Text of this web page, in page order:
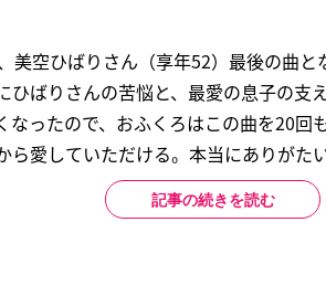
美空ひばりさん（享年52）最後の曲
ひばりさんの苦悩と、最愛の息子の
なったので、おふくろはこの曲を20回
ら愛していただける。本当にありがた
記事の続きを読む